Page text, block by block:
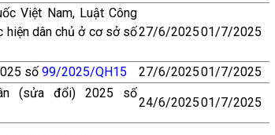
Việt Nam, Luật Công
hiện dân chủ ở cơ sở số27/6/202501/7/2025
số 99/2025/QH15 27/6/202501/7/2025
(sửa đổi) 2025 số
24/6/202501/7/2025